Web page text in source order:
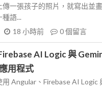
一張孩子的照片，就寫出並畫
語...
18 小時前 0個留言
AI Logic 與
用程式
Angular、Firebase AI Logic